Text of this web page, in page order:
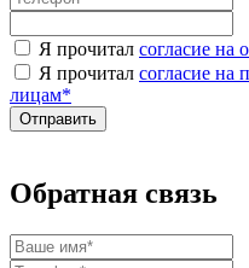
Я прочитал согласие на
Я прочитал согласие на
лицам*
Обратная связь